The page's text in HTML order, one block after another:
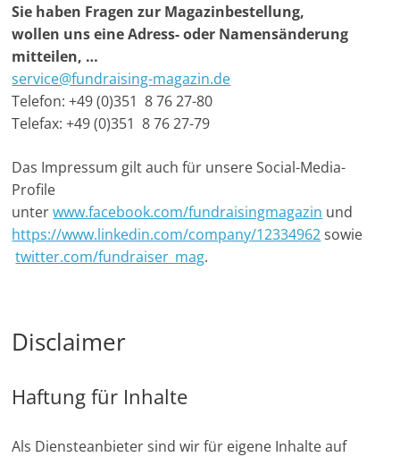
n
d
e
n
V
e
r
e
|
t
f
Sie haben Fragen zur Magazinbestellung,
wollen uns eine Adress- oder Namensänderung
mitteilen, …
service@fundraising-magazin.de
Telefon: +49 (0)351 8 76 27-80
Telefax: +49 (0)351 8 76 27-79
Das Impressum gilt auch für unsere Social-Media-
Profile
unterwww.facebook.com/fundraisingmagazin und
https://www.linkedin.com/company/12334962sowie
twitter.com/fundraiser_mag.
Disclaimer
Haftung für Inhalte
Als Diensteanbieter sind wir für eigene Inhalte auf